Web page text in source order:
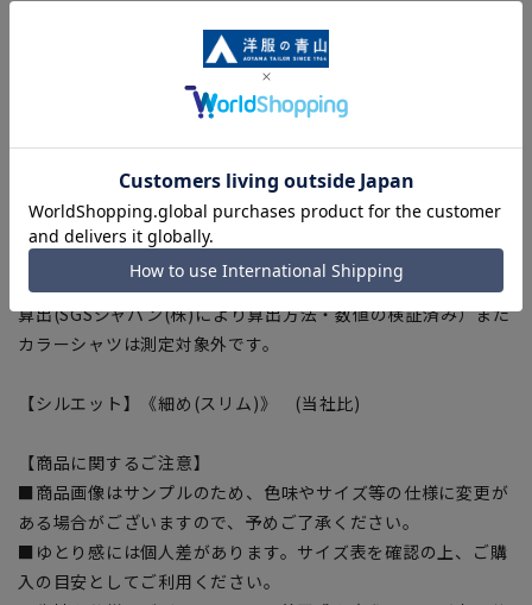
準をクリアした素材を使用、安全を安心して着用いただけま
■カーボンフットプリント(CFP)
洋服の青山は日清紡テキスタイル(株)と共同でCFPを実施して
います。
綿100%シャツ1枚あたりの「CO2総排出量」9.66/枚 ※1
※1：カーボンフィットの算出は、白色シャツを2年間着用にて
算出(SGSジャパン(株)により算出方法・数値の検証済み）また
カラーシャツは測定対象外です。
【シルエット】《細め(スリム)》 (当社比)
【商品に関するご注意】
■商品画像はサンプルのため、色味やサイズ等の仕様に変更が
ある場合がございますので、予めご了承ください。
■ゆとり感には個人差があります。サイズ表を確認の上、ご購
入の目安としてご利用ください。